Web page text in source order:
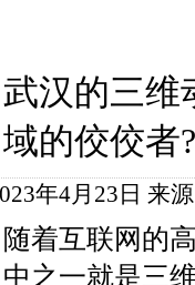
武汉的三维
域的佼佼者?
年4月23日 来
随着互联网的
中之一就是三